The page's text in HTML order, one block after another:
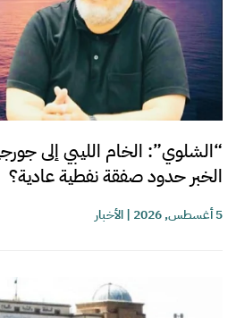
“الشلوي”: الخام الليبي إلى
الخبر حدود صفقة نفطية عادية؟
5 أغسطس, 2026 |الأخبار